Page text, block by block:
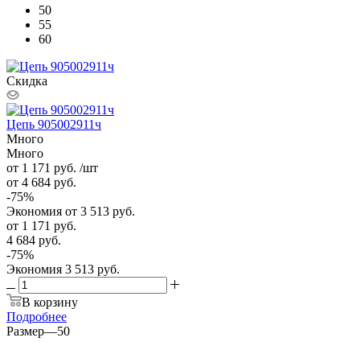
50
55
60
Скидка
Цепь 905002911ч
Много
Много
от 1 171 руб. /шт
от 4 684 руб.
-75%
Экономия от 3 513 руб.
от 1 171 руб.
4 684 руб.
-75%
Экономия 3 513 руб.
В корзину
Подробнее
Размер—50